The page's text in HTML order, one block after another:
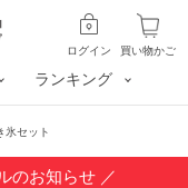
買い物かご
ログイン
ランキング
氷セット
のお知らせ／